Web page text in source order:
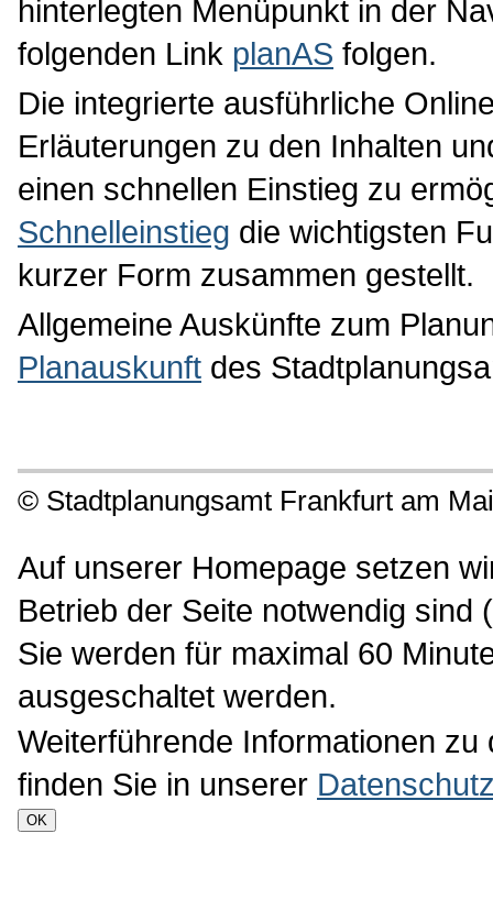
hinterlegten Menüpunkt in der
folgenden Link planAS folgen.
Die integrierte ausführliche
Erläuterungen zu den Inhalten
einen schnellen Einstieg zu
Schnelleinstieg die wichtigsten
kurzer Form zusammen gestellt.
Allgemeine Auskünfte zum
Planauskunft des
© Stadtplanungsamt Frankfurt am
Auf unserer Homepage setzen
Betrieb der Seite notwendig
Sie werden für maximal 60
ausgeschaltet werden.
Weiterführende Informationen
finden Sie in unserer
OK